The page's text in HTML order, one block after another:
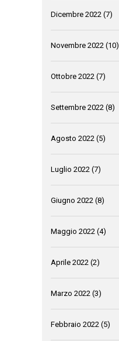
Dicembre 2022 (7)
Novembre 2022 (10)
Ottobre 2022 (7)
Settembre 2022 (8)
Agosto 2022 (5)
Luglio 2022 (7)
Giugno 2022 (8)
Maggio 2022 (4)
Aprile 2022 (2)
Marzo 2022 (3)
Febbraio 2022 (5)